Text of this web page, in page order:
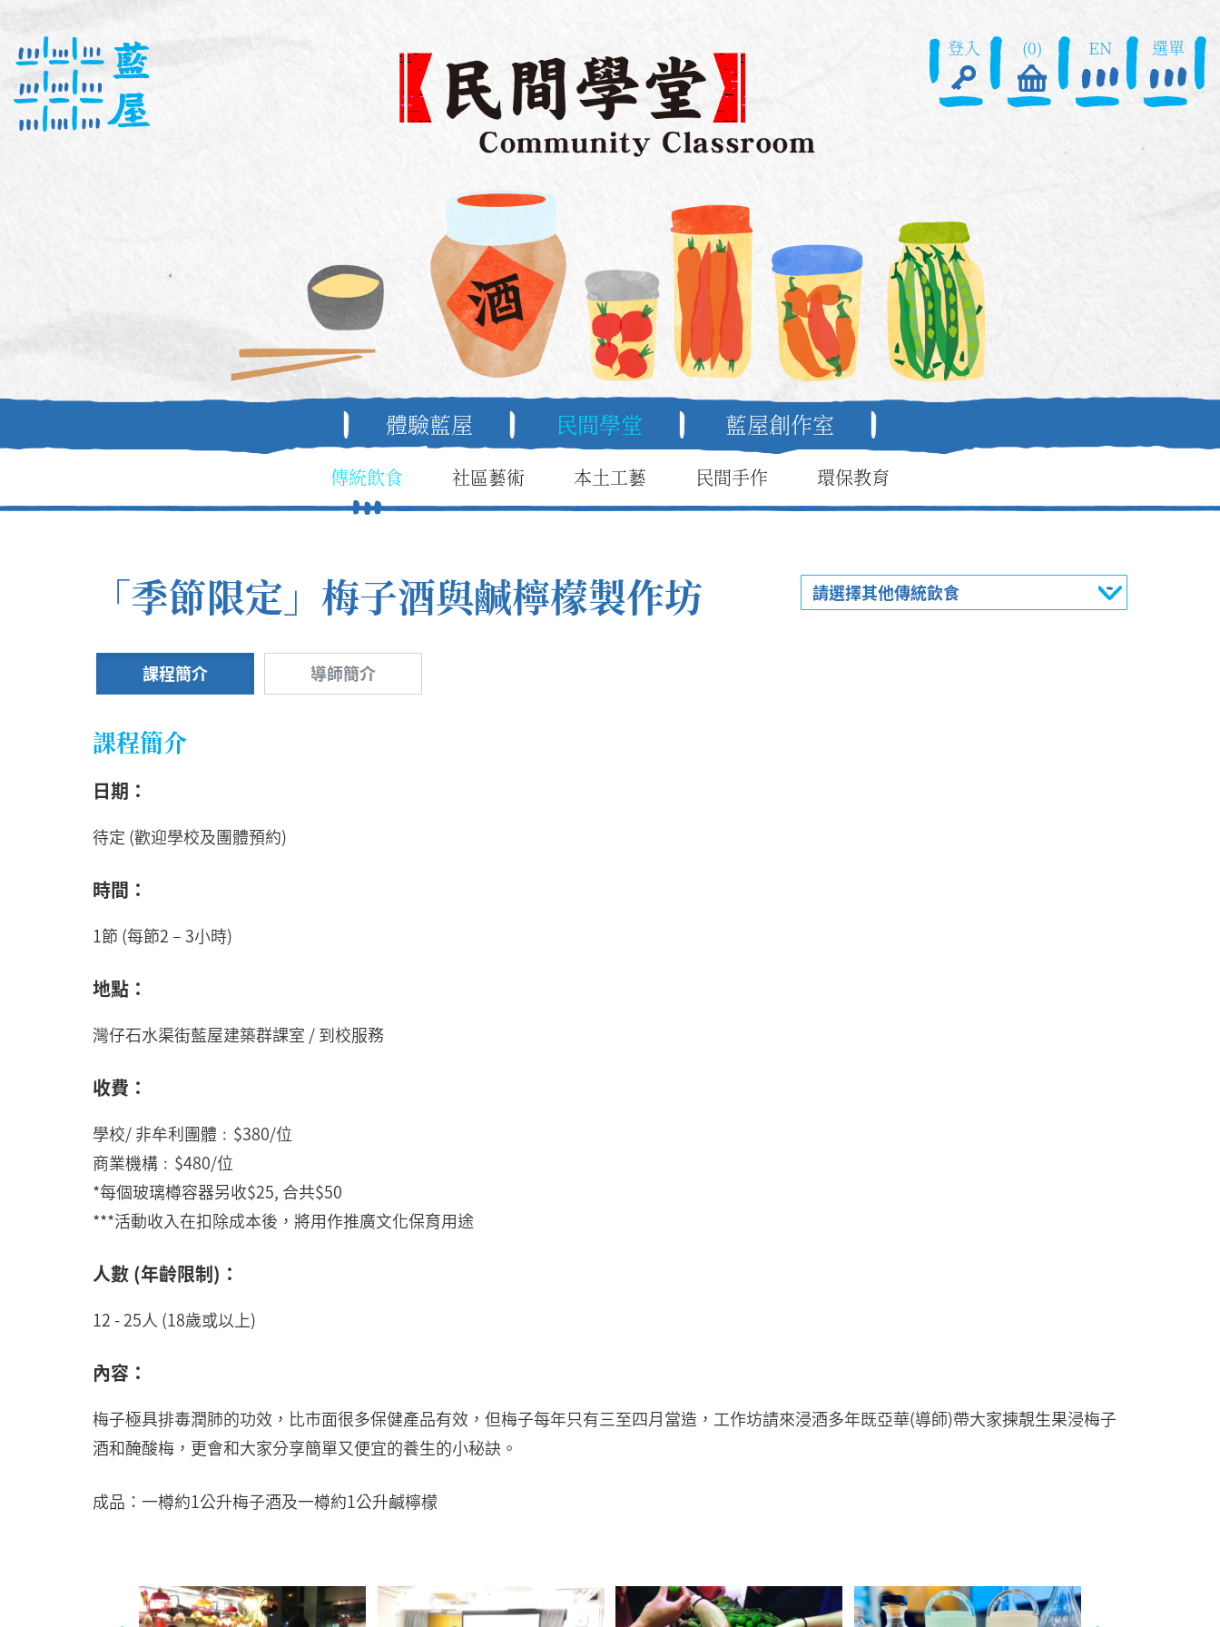
登入 (0) EN 選單
體驗藍屋 民間學堂 藍屋創作室
傳統飲食 社區藝術 本土工藝 民間手作 環保教育
請選擇其他傳統飲食
「季節限定」梅子酒與鹹檸檬製作坊
課程簡介 導師簡介
課程簡介
日期：
待定 (歡迎學校及團體預約)
時間：
1節 (每節2 – 3小時)
地點：
灣仔石水渠街藍屋建築群課室 / 到校服務
收費：
學校/ 非牟利團體﹕$380/位
商業機構﹕$480/位
*每個玻璃樽容器另收$25, 合共$50
***活動收入在扣除成本後，將用作推廣文化保育用途
人數 (年齡限制)：
12 - 25人 (18歲或以上)
內容：
梅子極具排毒潤肺的功效，比市面很多保健產品有效，但梅子每年只有三至四月當造，工作坊請來浸酒多年既亞華(導師)帶大家揀靚生果浸梅子
酒和醃酸梅，更會和大家分享簡單又便宜的養生的小秘訣。
成品：一樽約1公升梅子酒及一樽約1公升鹹檸檬